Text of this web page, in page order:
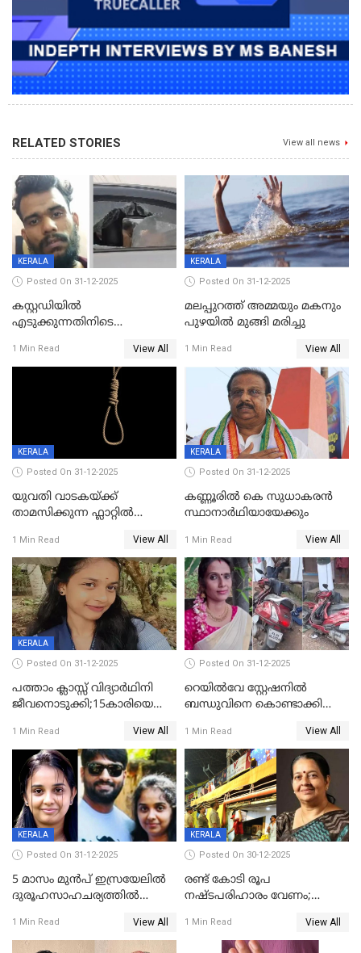
RELATED STORIES View all news
KERALA
Posted On 31-12-2025
കസ്റ്റഡിയിൽ
എടുക്കുന്നതിനിടെ
വധശ്രമക്കേസ് പ്രതി പിടിയിൽ
1 Min Read View All
KERALA
Posted On 31-12-2025
മലപ്പുറത്ത് അമ്മയും മകനും
പുഴയിൽ മുങ്ങി മരിച്ചു
1 Min Read View All
KERALA
Posted On 31-12-2025
യുവതി വാടകയ്ക്ക്
താമസിക്കുന്ന ഫ്ലാറ്റില്‍
സംഭവം കൈതപ്പൊയിലില്‍
1 Min Read View All
KERALA
Posted On 31-12-2025
കണ്ണൂരിൽ കെ സുധാകരൻ
സ്ഥാനാർഥിയായേക്കും
1 Min Read View All
KERALA
Posted On 31-12-2025
പത്താം ക്ലാസ്സ് വിദ്യാര്‍ഥിനി
ജീവനൊടുക്കി;15കാരിയെ
കിടപ്പുമുറിയില്‍ തൂങ്ങി മരിച്ച
നിലയിൽ
1 Min Read View All
Posted On 31-12-2025
റെയിൽവേ സ്റ്റേഷനിൽ
ബന്ധുവിനെ കൊണ്ടാക്കി
ലോറി സ്കൂട്ടറിൽ ഇടിച്ചു :
യുവതിക്ക് ദാരുണാന്ത്യം
1 Min Read View All
KERALA
Posted On 31-12-2025
5 മാസം മുൻപ് ഇസ്രയേലിൽ
ദുരൂഹസാഹചര്യത്തിൽ
മലയാളി യുവാവിന്റെ ഭാര്യയും
മരിച്ചു
1 Min Read View All
KERALA
Posted On 30-12-2025
രണ്ട് കോടി രൂപ
നഷ്ടപരിഹാരം വേണം;
നോട്ടീസയച്ച് ഉമാ തോമസ്
1 Min Read View All